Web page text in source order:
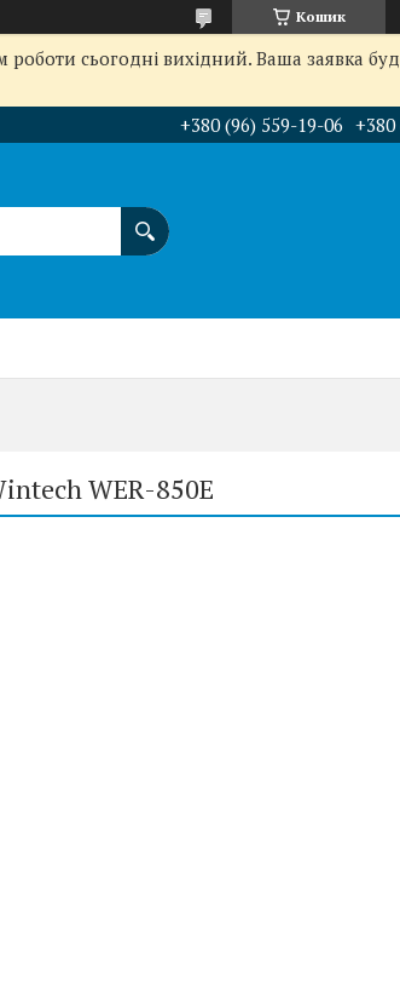
Кошик
сьогодні вихідний. Ваша заявка
+380 (96) 559-19-06 +380
WER-850E